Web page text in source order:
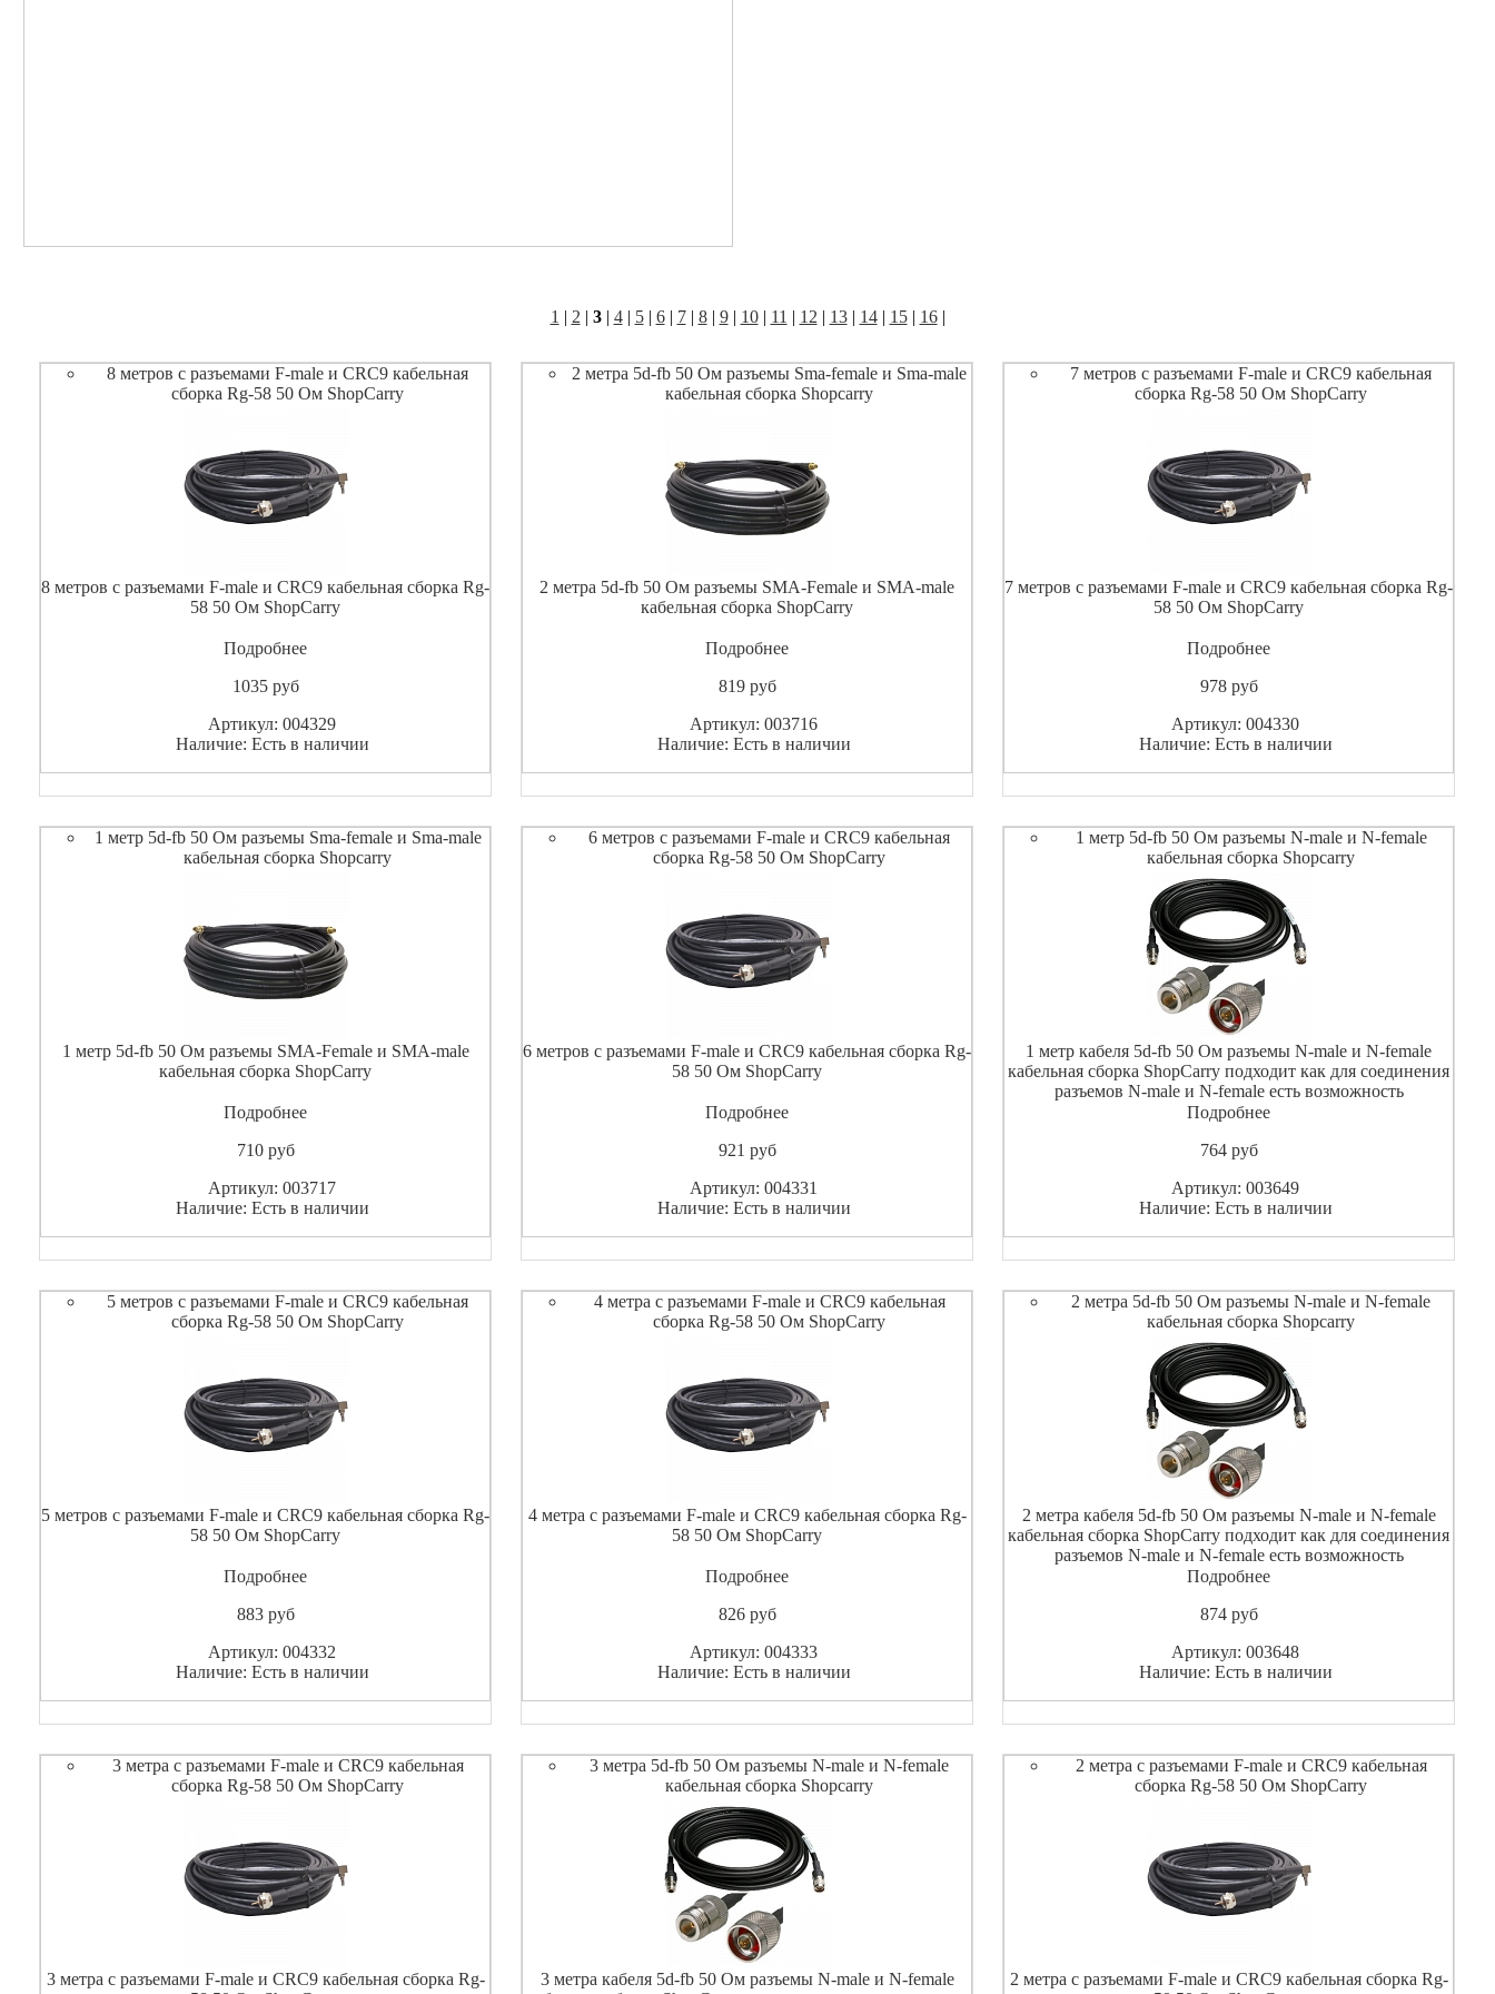
1 | 2 | 3| 4| 5| 6| 7| 8| 9| 10| 11 | 12 | 13| 14| 15| 16|
8 метров с разъемами F-male и CRC9 кабельная
сборка Rg-58 50 Ом ShopCarry
8 метров с разъемами F-male и CRC9 кабельная сборка Rg-
58 50 Ом ShopCarry
Подробнее
1035pуб
Артикул: 004329
Наличие: Есть в наличии
2 метра 5d-fb 50 Ом разъемы Sma-female и Sma-male
кабельная сборка Shopcarry
2 метра 5d-fb 50 Ом разъемы SMA-Female и SMA-male
кабельная сборка ShopCarry
Подробнее
819pуб
Артикул: 003716
Наличие: Есть в наличии
7 метров с разъемами F-male и CRC9 кабельная
сборка Rg-58 50 Ом ShopCarry
7 метров с разъемами F-male и CRC9 кабельная сборка Rg-
58 50 Ом ShopCarry
Подробнее
978pуб
Артикул: 004330
Наличие: Есть в наличии
1 метр 5d-fb 50 Ом разъемы Sma-female и Sma-male
кабельная сборка Shopcarry
1 метр 5d-fb 50 Ом разъемы SMA-Female и SMA-male
кабельная сборка ShopCarry
Подробнее
710pуб
Артикул: 003717
Наличие: Есть в наличии
6 метров с разъемами F-male и CRC9 кабельная
сборка Rg-58 50 Ом ShopCarry
6 метров с разъемами F-male и CRC9 кабельная сборка Rg-
58 50 Ом ShopCarry
Подробнее
921 pуб
Артикул: 004331
Наличие: Есть в наличии
1 метр 5d-fb 50 Ом разъемы N-male и N-female
кабельная сборка Shopcarry
1 метр кабеля 5d-fb 50 Ом разъемы N-male и N-female
кабельная сборка ShopCarry подходит как для соединения
разъемов N-male и N-female есть возможность
использовать как удлинитель кабеля
Подробнее
764pуб
Артикул: 003649
Наличие: Есть в наличии
5 метров с разъемами F-male и CRC9 кабельная
сборка Rg-58 50 Ом ShopCarry
5 метров с разъемами F-male и CRC9 кабельная сборка Rg-
58 50 Ом ShopCarry
Подробнее
883pуб
Артикул: 004332
Наличие: Есть в наличии
4 метра с разъемами F-male и CRC9 кабельная
сборка Rg-58 50 Ом ShopCarry
4 метра с разъемами F-male и CRC9 кабельная сборка Rg-
58 50 Ом ShopCarry
Подробнее
826pуб
Артикул: 004333
Наличие: Есть в наличии
2 метра 5d-fb 50 Ом разъемы N-male и N-female
кабельная сборка Shopcarry
2 метра кабеля 5d-fb 50 Ом разъемы N-male и N-female
кабельная сборка ShopCarry подходит как для соединения
разъемов N-male и N-female есть возможность
использовать как удлинитель кабеля
Подробнее
874pуб
Артикул: 003648
Наличие: Есть в наличии
3 метра с разъемами F-male и CRC9 кабельная
сборка Rg-58 50 Ом ShopCarry
3 метра с разъемами F-male и CRC9 кабельная сборка Rg-
3 метра 5d-fb 50 Ом разъемы N-male и N-female
кабельная сборка Shopcarry
3 метра кабеля 5d-fb 50 Ом разъемы N-male и N-female
2 метра с разъемами F-male и CRC9 кабельная
сборка Rg-58 50 Ом ShopCarry
2 метра с разъемами F-male и CRC9 кабельная сборка Rg-